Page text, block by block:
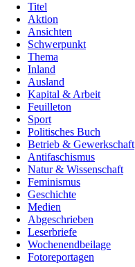
Titel
Aktion
Ansichten
Schwerpunkt
Thema
Inland
Ausland
Kapital & Arbeit
Feuilleton
Sport
Politisches Buch
Betrieb & Gewerkschaft
Antifaschismus
Natur & Wissenschaft
Feminismus
Geschichte
Medien
Abgeschrieben
Leserbriefe
Wochenendbeilage
Fotoreportagen